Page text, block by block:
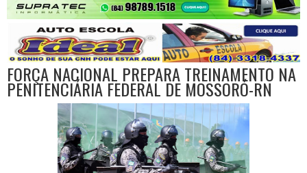
FORÇA NACIONAL PREPARA TREINAMENTO NA
PENITENCIÁRIA FEDERAL DE MOSSORÓ-RN